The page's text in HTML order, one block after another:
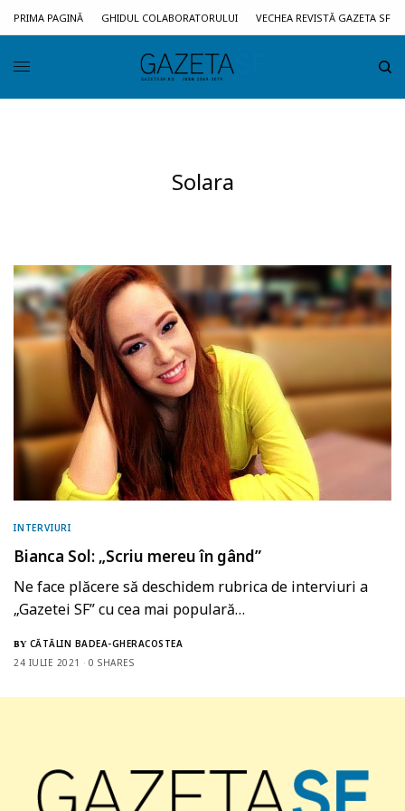
PRIMA PAGINĂ GHIDUL COLABORATORULUI VECHEA REVISTĂ GAZETA SF
Solara
INTERVIURI
Bianca Sol: „Scriu mereu în gând”
Ne face plăcere să deschidem rubrica de interviuri a
„Gazetei SF” cu cea mai populară…
BY CĂTĂLIN BADEA-GHERACOSTEA
24 IULIE 2021
0 SHARES